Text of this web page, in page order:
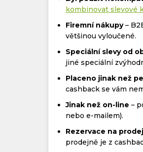
kombinovat slevové
Firemní nákupy–
většinou vyloučené.
Speciální slevy od
jiné speciální
Placeno jinak než
cashback se vám
Jinak než on-line –
nebo e-mailem).
Rezervace na
prodejně je z